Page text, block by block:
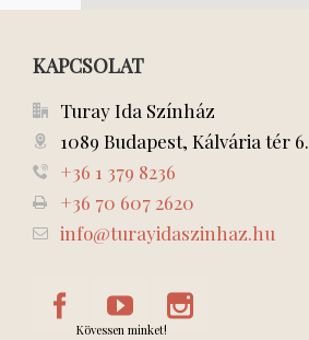
KAPCSOLAT
Turay Ida Színház
1089 Budapest, Kálvária tér 6.
+36 1 379 8236
+36 70 607 2620
info@turayidaszinhaz.hu
Kövessen minket!